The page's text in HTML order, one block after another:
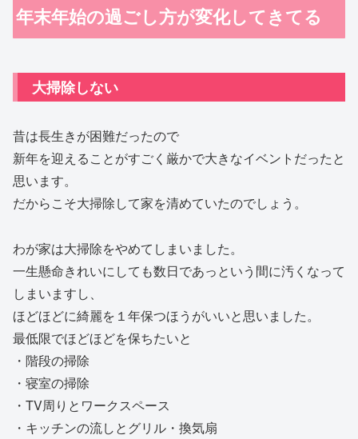
年末年始の過ごし方が変化してきてる
大掃除しない
昔は長生きが困難だったので
新年を迎えることがすごく厳かで大きなイベントだったと
思います。
だからこそ大掃除して家を清めていたのでしょう。
わが家は大掃除をやめてしまいました。
一生懸命きれいにしても数日であっという間に汚くなって
しまいますし、
ほどほどに綺麗を１年保つほうがいいと思いました。
最低限でほどほどを保ちたいと
・階段の掃除
・寝室の掃除
・TV周りとワークスペース
・キッチンの流しとグリル・換気扇